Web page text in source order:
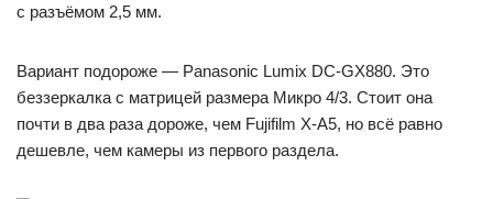
с разъёмом 2,5 мм.
Вариант подороже — Panasonic Lumix DC-GX880. Это
беззеркалка с матрицей размера Микро 4/3. Стоит она
почти в два раза дороже, чем Fujifilm X-A5, но всё равно
дешевле, чем камеры из первого раздела.